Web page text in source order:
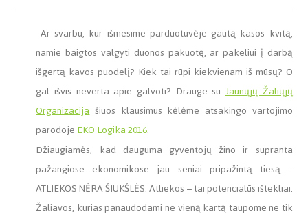
Ar svarbu, kur išmesime parduotuvėje gautą kasos kvitą,
namie baigtos valgyti duonos pakuotę, ar pakeliui į darbą
išgertą kavos puodelį? Kiek tai rūpi kiekvienam iš mūsų? O
gal išvis neverta apie galvoti? Drauge suJaunųjų Žaliųjų
Organizacijašiuos klausimus kėlėme atsakingo vartojimo
parodojeEKO Logika 2016.
Džiaugiamės, kad dauguma gyventojų žino ir supranta
pažangiose ekonomikose jau seniai pripažintą tiesą –
ATLIEKOS NĖRA ŠIUKŠLĖS. Atliekos – tai potencialūs ištekliai.
Žaliavos, kurias panaudodami ne vieną kartą taupome ne tik